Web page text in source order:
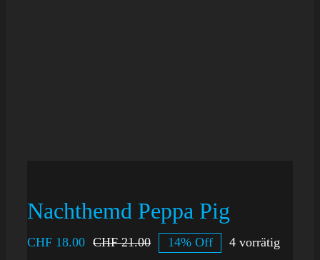
Nachthemd Peppa Pig
CHF21.00
CHF18.00 14% Off 4 vorrätig